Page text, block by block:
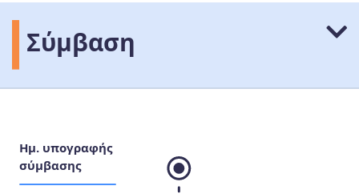
Σύμβαση
Ημ. υπογραφής
σύμβασης